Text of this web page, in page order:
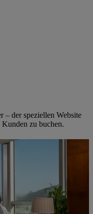
– der speziellen Website
zu buchen.